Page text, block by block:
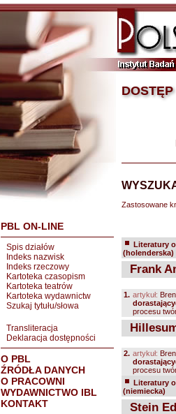
PBL ON-LINE
Spis działów
Indeks nazwisk
Indeks rzeczowy
Kartoteka czasopism
Kartoteka teatrów
Kartoteka wydawnictw
Szukaj tytułu/słowa
Transliteracja
Deklaracja dostępności
O PBL
ŹRÓDŁA DANYCH
O PRACOWNI
WYDAWNICTWO IBL
KONTAKT
Zastosowane
Literatury
(holenderska)
Frank
1. artykuł:
procesu
2. artykuł:
procesu
Literatury
(niemiecka)
Stein